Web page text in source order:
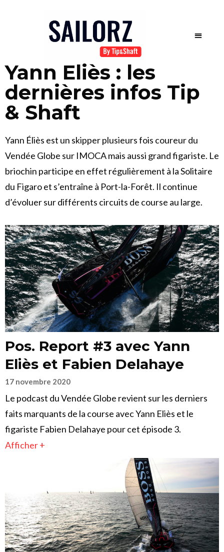
Yann Eliès : les
dernières infos Tip
& Shaft
Yann Éliès est un skipper plusieurs fois coureur du
Vendée Globe sur IMOCA mais aussi grand figariste. Le
briochin participe en effet régulièrement à la Solitaire
du Figaro et s’entraîne à Port-la-Forêt. Il continue
d’évoluer sur différents circuits de course au large.
Pos. Report #3 avec Yann
Eliès et Fabien Delahaye
17 novembre 2020
Le podcast du Vendée Globe revient sur les derniers
faits marquants de la course avec Yann Eliès et le
figariste Fabien Delahaye pour cet épisode 3.
Afficher +